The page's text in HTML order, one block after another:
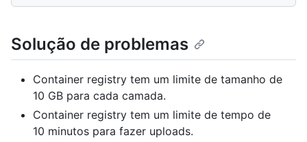
Solução de problemas
Container registry tem um limite de tamanho de
10 GB para cada camada.
Container registry tem um limite de tempo de
10 minutos para fazer uploads.